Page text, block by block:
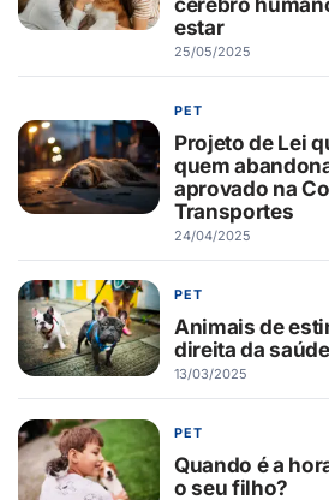
estar
25/05/2025
PET
Projeto de Lei
quem
aprovado na
Transportes
24/04/2025
PET
Animais de
direita da
13/03/2025
PET
Quando é a
o seu filho?